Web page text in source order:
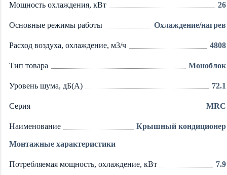
Мощность охлаждения, кВт 26
Основные режимы работы Охлаждение/нагрев
Расход воздуха, охлаждение, м3/ч 4808
Тип товара Моноблок
Уровень шума, дБ(А) 72.1
Серия MRC
Наименование Крышный кондиционер
Монтажные характеристики
Потребляемая мощность, охлаждение, кВт 7.9